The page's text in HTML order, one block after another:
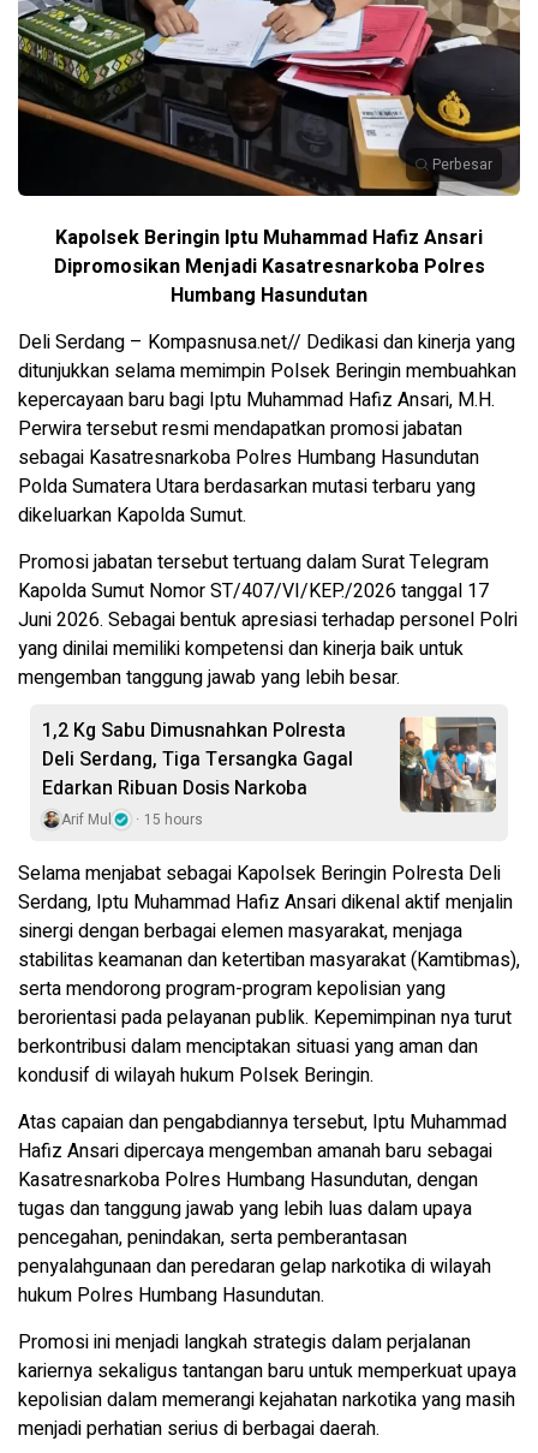
Perbesar
Kapolsek Beringin Iptu Muhammad Hafiz Ansari
Dipromosikan Menjadi Kasatresnarkoba Polres
Humbang Hasundutan
Deli Serdang – Kompasnusa.net// Dedikasi dan kinerja yang
ditunjukkan selama memimpin Polsek Beringin membuahkan
kepercayaan baru bagi Iptu Muhammad Hafiz Ansari, M.H.
Perwira tersebut resmi mendapatkan promosi jabatan
sebagai Kasatresnarkoba Polres Humbang Hasundutan
Polda Sumatera Utara berdasarkan mutasi terbaru yang
dikeluarkan Kapolda Sumut.
Promosi jabatan tersebut tertuang dalam Surat Telegram
Kapolda Sumut Nomor ST/407/VI/KEP./2026 tanggal 17
Juni 2026. Sebagai bentuk apresiasi terhadap personel Polri
yang dinilai memiliki kompetensi dan kinerja baik untuk
mengemban tanggung jawab yang lebih besar.
1,2 Kg Sabu Dimusnahkan Polresta
Deli Serdang, Tiga Tersangka Gagal
Edarkan Ribuan Dosis Narkoba
Arif Mul 15 hours
Selama menjabat sebagai Kapolsek Beringin Polresta Deli
Serdang, Iptu Muhammad Hafiz Ansari dikenal aktif menjalin
sinergi dengan berbagai elemen masyarakat, menjaga
stabilitas keamanan dan ketertiban masyarakat (Kamtibmas),
serta mendorong program-program kepolisian yang
berorientasi pada pelayanan publik. Kepemimpinan nya turut
berkontribusi dalam menciptakan situasi yang aman dan
kondusif di wilayah hukum Polsek Beringin.
Atas capaian dan pengabdiannya tersebut, Iptu Muhammad
Hafiz Ansari dipercaya mengemban amanah baru sebagai
Kasatresnarkoba Polres Humbang Hasundutan, dengan
tugas dan tanggung jawab yang lebih luas dalam upaya
pencegahan, penindakan, serta pemberantasan
penyalahgunaan dan peredaran gelap narkotika di wilayah
hukum Polres Humbang Hasundutan.
Promosi ini menjadi langkah strategis dalam perjalanan
kariernya sekaligus tantangan baru untuk memperkuat upaya
kepolisian dalam memerangi kejahatan narkotika yang masih
menjadi perhatian serius di berbagai daerah.